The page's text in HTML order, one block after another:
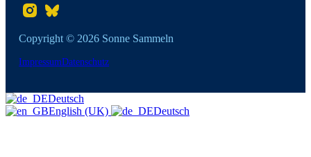
Folgt uns auf Instagram
Folgt uns auf Twitter
Copyright © 2026 Sonne Sammeln
ImpressumDatenschutz
Deutsch
English (UK)
Deutsch